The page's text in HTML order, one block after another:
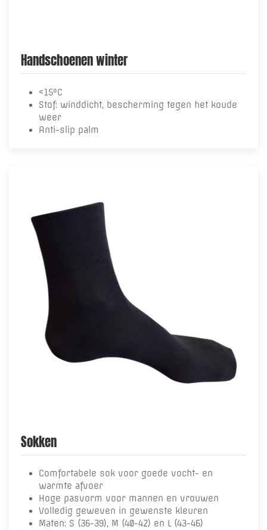
Handschoenen winter
<15°C
Stof: winddicht, bescherming tegen het koude
weer
Anti-slip palm
Sokken
Comfortabele sok voor goede vocht- en
warmte afvoer
Hoge pasvorm voor mannen en vrouwen
Volledig geweven in gewenste kleuren
Maten: S (36-39), M (40-42) en L (43-46)